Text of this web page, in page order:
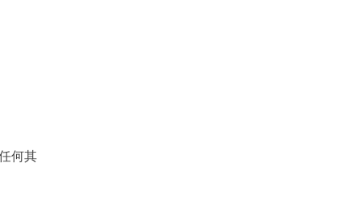
何其